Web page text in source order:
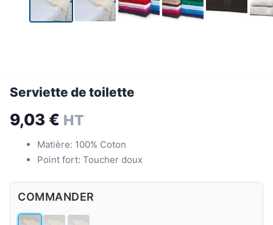
Serviette de toilette
9,03 € HT
Matière: 100% Coton
Point fort: Toucher doux
COMMANDER